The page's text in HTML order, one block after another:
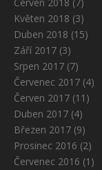
Květen 2018 (3)
Duben 2018 (15)
Září 2017 (3)
Srpen 2017 (7)
Červenec 2017 (4)
Červen 2017 (11)
Duben 2017 (4)
Březen 2017 (9)
Prosinec 2016 (2)
Červenec 2016 (1)